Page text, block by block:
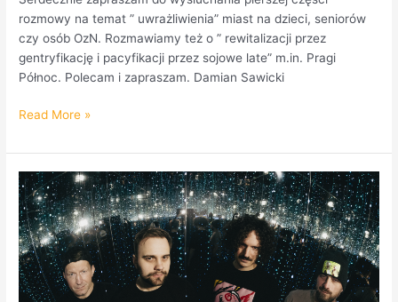
rozmowy na temat ” uwrażliwienia” miast na dzieci, seniorów
czy osób OzN. Rozmawiamy też o ” rewitalizacji przez
gentryfikację i pacyfikacji przez sojowe late” m.in. Pragi
Północ. Polecam i zapraszam. Damian Sawicki
Read More »
Wirefall
w
audycji
„Na
Pradze”.
PODCAST!